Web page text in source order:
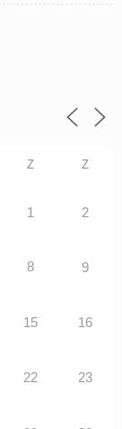
Z Z
1 2
8 9
15 16
22 23